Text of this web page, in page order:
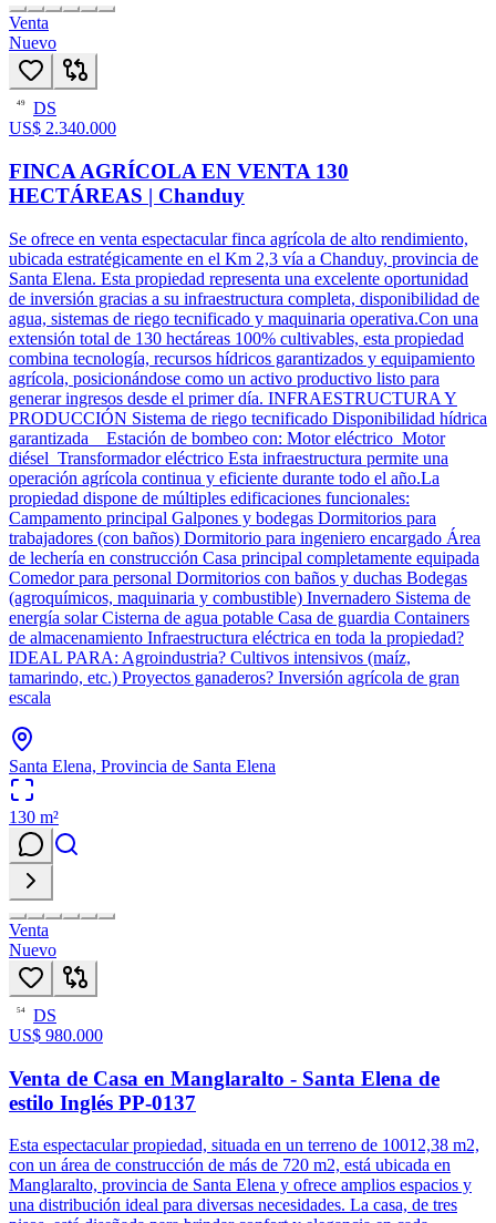
Venta
Nuevo
49
DS
US$ 2.340.000
FINCA AGRÍCOLA EN VENTA 130
HECTÁREAS | Chanduy
Se ofrece en venta espectacular finca agrícola de alto rendimiento,
ubicada estratégicamente en el Km 2,3 vía a Chanduy, provincia de
Santa Elena. Esta propiedad representa una excelente oportunidad
de inversión gracias a su infraestructura completa, disponibilidad de
agua, sistemas de riego tecnificado y maquinaria operativa.Con una
extensión total de 130 hectáreas 100% cultivables, esta propiedad
combina tecnología, recursos hídricos garantizados y equipamiento
agrícola, posicionándose como un activo productivo listo para
generar ingresos desde el primer día. INFRAESTRUCTURA Y
PRODUCCIÓN Sistema de riego tecnificado Disponibilidad hídrica
garantizada Estación de bombeo con: Motor eléctrico Motor
diésel Transformador eléctrico Esta infraestructura permite una
operación agrícola continua y eficiente durante todo el año.La
propiedad dispone de múltiples edificaciones funcionales:
Campamento principal Galpones y bodegas Dormitorios para
trabajadores (con baños) Dormitorio para ingeniero encargado Área
de lechería en construcción Casa principal completamente equipada
Comedor para personal Dormitorios con baños y duchas Bodegas
(agroquímicos, maquinaria y combustible) Invernadero Sistema de
energía solar Cisterna de agua potable Casa de guardia Containers
de almacenamiento Infraestructura eléctrica en toda la propiedad?
IDEAL PARA: Agroindustria? Cultivos intensivos (maíz,
tamarindo, etc.) Proyectos ganaderos? Inversión agrícola de gran
escala
Santa Elena, Provincia de Santa Elena
130 m²
Venta
Nuevo
54
DS
US$ 980.000
Venta de Casa en Manglaralto - Santa Elena de
estilo Inglés PP-0137
Esta espectacular propiedad, situada en un terreno de 10012,38 m2,
con un área de construcción de más de 720 m2, está ubicada en
Manglaralto, provincia de Santa Elena y ofrece amplios espacios y
una distribución ideal para diversas necesidades. La casa, de tres